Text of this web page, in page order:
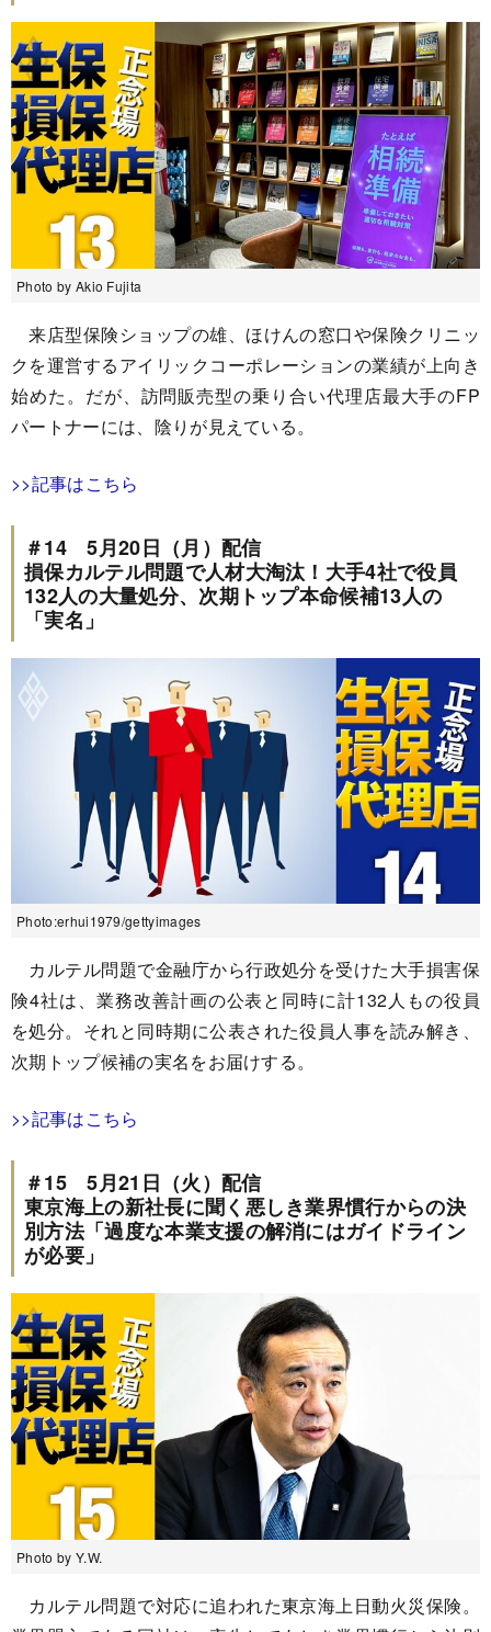
Photo by Akio Fujita
来店型保険ショップの雄、ほけんの窓口や保険クリニッ
クを運営するアイリックコーポレーションの業績が上向き
始めた。だが、訪問販売型の乗り合い代理店最大手のFP
パートナーには、陰りが見えている。
>>記事はこちら
＃14 5月20日（月）配信
損保カルテル問題で人材大淘汰！大手4社で役員
132人の大量処分、次期トップ本命候補13人の
「実名」
Photo:erhui1979/gettyimages
カルテル問題で金融庁から行政処分を受けた大手損害保
険4社は、業務改善計画の公表と同時に計132人もの役員
を処分。それと同時期に公表された役員人事を読み解き、
次期トップ候補の実名をお届けする。
>>記事はこちら
＃15 5月21日（火）配信
東京海上の新社長に聞く悪しき業界慣行からの決
別方法「過度な本業支援の解消にはガイドライン
が必要」
Photo by Y.W.
カルテル問題で対応に追われた東京海上日動火災保険。